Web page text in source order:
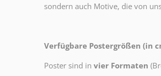
sondern auch Motive, die von
Verfügbare Postergrößen (in
Poster sind in vier Formaten